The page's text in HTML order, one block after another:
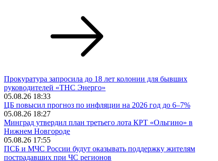
Прокуратура запросила до 18 лет колонии для бывших
руководителей «ТНС Энерго»
05.08.26 18:33
ЦБ повысил прогноз по инфляции на 2026 год до 6–7%
05.08.26 18:27
Минград утвердил план третьего лота КРТ «Ольгино» в
Нижнем Новгороде
05.08.26 17:55
ПСБ и МЧС России будут оказывать поддержку жителям
пострадавших при ЧС регионов